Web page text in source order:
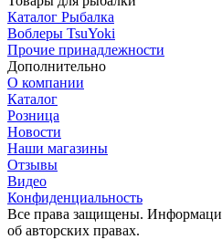
Каталог Рыбалка
Воблеры TsuYoki
Прочие принадлежности
Дополнительно
О компании
Каталог
Розница
Новости
Наши магазины
Отзывы
Видео
Конфиденциальность
Все права защищены.
об авторских правах.